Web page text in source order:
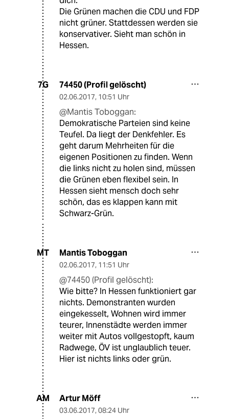
Die Grünen machen die CDU und FDP
nicht grüner. Stattdessen werden sie
konservativer. Sieht man schön in
Hessen.
7G 74450 (Profil gelöscht)
02.06.2017, 10:51 Uhr
@Mantis Toboggan:
Demokratische Parteien sind keine
Teufel. Da liegt der Denkfehler. Es
geht darum Mehrheiten für die
eigenen Positionen zu finden. Wenn
die links nicht zu holen sind, müssen
die Grünen eben flexibel sein. In
Hessen sieht mensch doch sehr
schön, das es klappen kann mit
Schwarz-Grün.
MT Mantis Toboggan
02.06.2017, 11:51 Uhr
@74450 (Profil gelöscht):
Wie bitte? In Hessen funktioniert gar
nichts. Demonstranten wurden
eingekesselt, Wohnen wird immer
teurer, Innenstädte werden immer
weiter mit Autos vollgestopft, kaum
Radwege, ÖV ist unglaublich teuer.
Hier ist nichts links oder grün.
AM Artur Möff
03.06.2017, 08:24 Uhr